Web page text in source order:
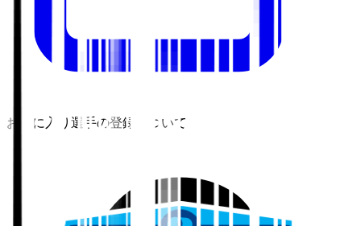
お気に入り選手の登録について